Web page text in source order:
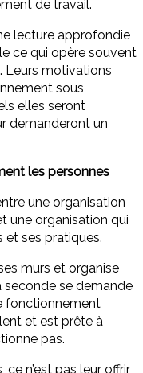
de travail.
lecture approfondie
ce qui opère souvent
Leurs motivations
sous
elles seront
demanderont un
les personnes
une organisation
une organisation qui
et ses pratiques.
murs et organise
seconde se demande
fonctionnement
et est prête à
pas.
n’est pas leur offrir